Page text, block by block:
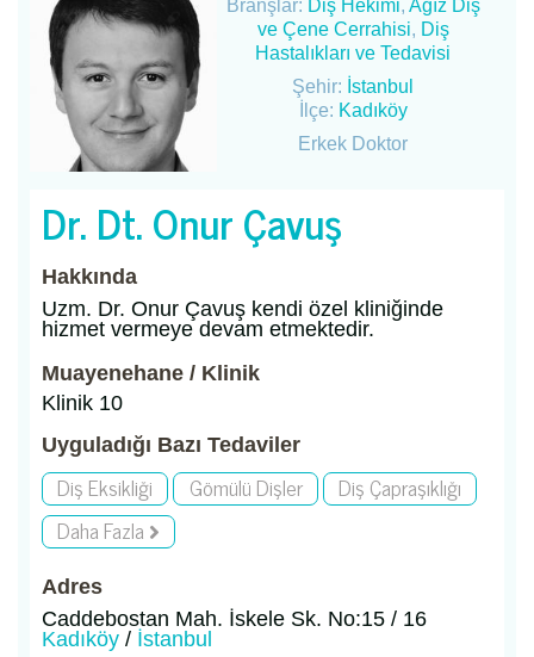
Branşlar: Diş Hekimi, Ağız Diş
ve Çene Cerrahisi, Diş
Hastalıkları ve Tedavisi
Şehir: İstanbul
İlçe: Kadıköy
Erkek Doktor
Dr. Dt. Onur Çavuş
Hakkında
Uzm. Dr. Onur Çavuş kendi özel kliniğinde
hizmet vermeye devam etmektedir.
Muayenehane / Klinik
Klinik 10
Uyguladığı Bazı Tedaviler
Diş Eksikliği Gömülü Dişler
Diş Çapraşıklığı
Daha Fazla
Adres
Caddebostan Mah. İskele Sk. No:15 / 16
Kadıköy / İstanbul